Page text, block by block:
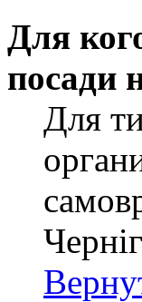
Для
посади
Для